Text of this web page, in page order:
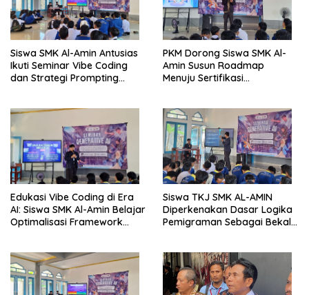
Siswa SMK Al-Amin Antusias
Ikuti Seminar Vibe Coding
dan Strategi Prompting
PKM Dorong Siswa SMK Al-
Amin Susun Roadmap
Menuju Sertifikasi
Edukasi Vibe Coding di Era
AI: Siswa SMK Al-Amin Belajar
Optimalisasi Framework
Siswa TKJ SMK AL-AMIN
Diperkenakan Dasar Logika
Pemigraman Sebagai Bekal